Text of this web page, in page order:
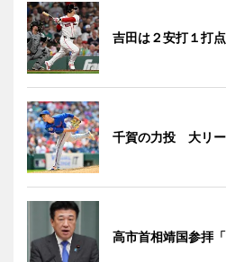
吉田は２安打１打
千賀の力投 大リ
高市首相靖国参拝